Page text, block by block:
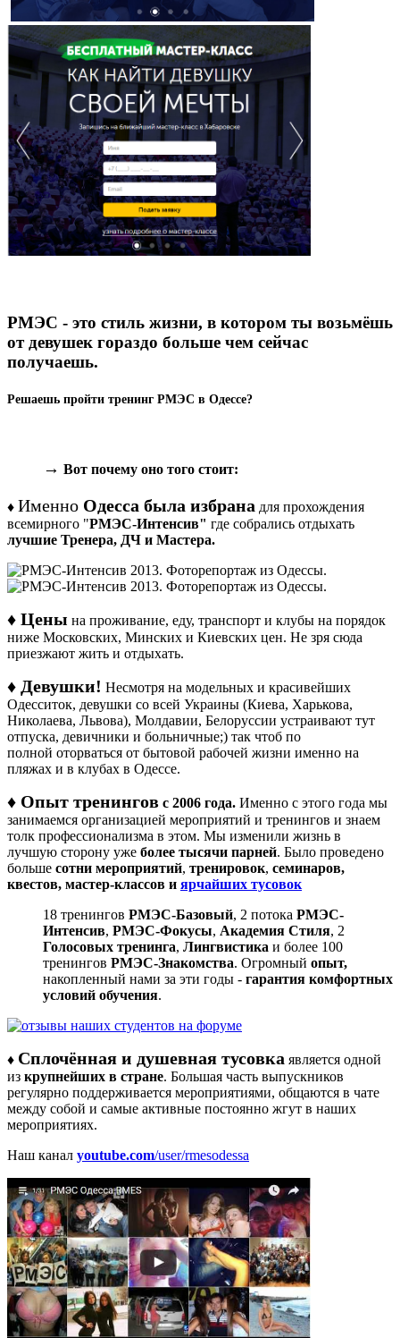
РМЭС - это стиль жизни, в котором ты возьмёшь
от девушек гораздо больше чем сейчас
получаешь.
Решаешь пройти тренинг РМЭС в Одессе?
→ Вот почему оно того стоит:
♦ Именно Одесса была избрана для прохождения
всемирного "РМЭС-Интенсив" где собрались отдыхать
лучшие Тренера, ДЧ и Мастера.
♦ Цены на проживание, еду, транспорт и клубы на порядок
ниже Московских, Минских и Киевских цен. Не зря сюда
приезжают жить и отдыхать.
♦ Девушки! Несмотря на модельных и красивейших
Одесситок, девушки со всей Украины (Киева, Харькова,
Николаева, Львова), Молдавии, Белоруссии устраивают тут
отпуска, девичники и больничные;) так чтоб по
полной оторваться от бытовой рабочей жизни именно на
пляжах и в клубах в Одессе.
♦ Опыт тренингов с 2006 года. Именно с этого года мы
занимаемся организацией мероприятий и тренингов и знаем
толк профессионализма в этом. Мы изменили жизнь в
лучшую сторону уже более тысячи парней. Было проведено
больше сотни мероприятий, тренировок, семинаров,
квестов, мастер-классов и ярчайших тусовок
18 тренингов РМЭС-Базовый, 2 потока РМЭС-
Интенсив, РМЭС-Фокусы, Академия Стиля, 2
Голосовых тренинга, Лингвистика и более 100
тренингов РМЭС-Знакомства. Огромный опыт,
накопленный нами за эти годы - гарантия комфортных
условий обучения.
♦ Сплочённая и душевная тусовка является одной
из крупнейших в стране. Большая часть выпускников
регулярно поддерживается мероприятиями, общаются в чате
между собой и самые активные постоянно жгут в наших
мероприятиях.
Наш канал youtube.com/user/rmesodessa